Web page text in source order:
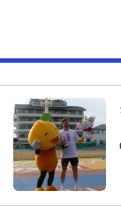
ご意見をお聞
お問い合わせ
支払い方法、ポ
車券は20歳に